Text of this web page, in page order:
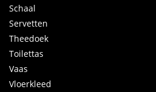
Schaal
Servetten
Theedoek
Toilettas
Vaas
Vloerkleed